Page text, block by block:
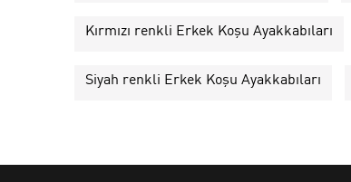
Kırmızı renkli Erkek Koşu Ayakkabıları
Siyah renkli Erkek Koşu Ayakkabıları